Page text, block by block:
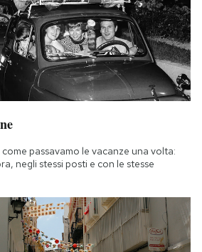
passavamo le vacanze una volta:
negli stessi posti e con le stesse